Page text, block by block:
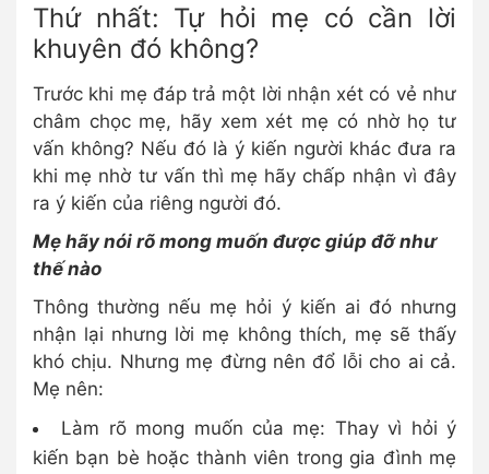
Thứ nhất: Tự hỏi mẹ có cần lời
khuyên đó không?
Trước khi mẹ đáp trả một lời nhận xét có vẻ như
châm chọc mẹ, hãy xem xét mẹ có nhờ họ tư
vấn không? Nếu đó là ý kiến người khác đưa ra
khi mẹ nhờ tư vấn thì mẹ hãy chấp nhận vì đây
ra ý kiến của riêng người đó.
Mẹ hãy nói rõ mong muốn được giúp đỡ như
thế nào
Thông thường nếu mẹ hỏi ý kiến ai đó nhưng
nhận lại nhưng lời mẹ không thích, mẹ sẽ thấy
khó chịu. Nhưng mẹ đừng nên đổ lỗi cho ai cả.
Mẹ nên:
Làm rõ mong muốn của mẹ: Thay vì hỏi ý
kiến bạn bè hoặc thành viên trong gia đình mẹ